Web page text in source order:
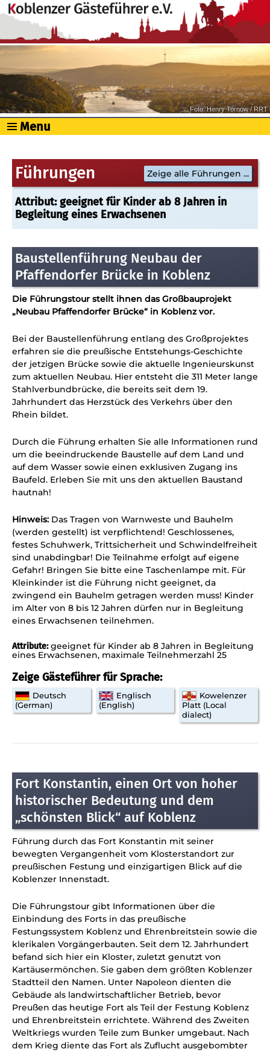
Foto: Henry Tornow / RRT
Menu
Führungen
Attribut: geeignet für Kinder ab 8 Jahren in
Begleitung eines Erwachsenen
Zeige alle Führungen ...
Baustellenführung Neubau der
Pfaffendorfer Brücke in Koblenz
Die Führungstour stellt ihnen das Großbauprojekt
„Neubau Pfaffendorfer Brücke“ in Koblenz vor.
Bei der Baustellenführung entlang des Großprojektes
erfahren sie die preußische Entstehungs-Geschichte
der jetzigen Brücke sowie die aktuelle Ingenieurskunst
zum aktuellen Neubau. Hier entsteht die 311 Meter lange
Stahlverbundbrücke, die bereits seit dem 19.
Jahrhundert das Herzstück des Verkehrs über den
Rhein bildet.
Durch die Führung erhalten Sie alle Informationen rund
um die beeindruckende Baustelle auf dem Land und
auf dem Wasser sowie einen exklusiven Zugang ins
Baufeld. Erleben Sie mit uns den aktuellen Baustand
hautnah!
Hinweis: Das Tragen von Warnweste und Bauhelm
(werden gestellt) ist verpflichtend! Geschlossenes,
festes Schuhwerk, Trittsicherheit und Schwindelfreiheit
sind unabdingbar! Die Teilnahme erfolgt auf eigene
Gefahr! Bringen Sie bitte eine Taschenlampe mit. Für
Kleinkinder ist die Führung nicht geeignet, da
zwingend ein Bauhelm getragen werden muss! Kinder
im Alter von 8 bis 12 Jahren dürfen nur in Begleitung
eines Erwachsenen teilnehmen.
Attribute:geeignet für Kinder ab 8 Jahren in Begleitung
eines Erwachsenen maximale Teilnehmerzahl 25
Zeige Gästeführer für Sprache:
Deutsch
(German)
Englisch
(English)
Kowelenzer
Platt (Local
dialect)
Fort Konstantin, einen Ort von hoher
historischer Bedeutung und dem
„schönsten Blick“ auf Koblenz
Führung durch das Fort Konstantin mit seiner
bewegten Vergangenheit vom Klosterstandort zur
preußischen Festung und einzigartigen Blick auf die
Koblenzer Innenstadt.
Die Führungstour gibt Informationen über die
Einbindung des Forts in das preußische
Festungssystem Koblenz und Ehrenbreitstein sowie die
klerikalen Vorgängerbauten. Seit dem 12. Jahrhundert
befand sich hier ein Kloster, zuletzt genutzt von
Kartäusermönchen. Sie gaben dem größten Koblenzer
Stadtteil den Namen. Unter Napoleon dienten die
Gebäude als landwirtschaftlicher Betrieb, bevor
Preußen das heutige Fort als Teil der Festung Koblenz
und Ehrenbreitstein errichtete. Während des Zweiten
Weltkriegs wurden Teile zum Bunker umgebaut. Nach
dem Krieg diente das Fort als Zuflucht ausgebombter